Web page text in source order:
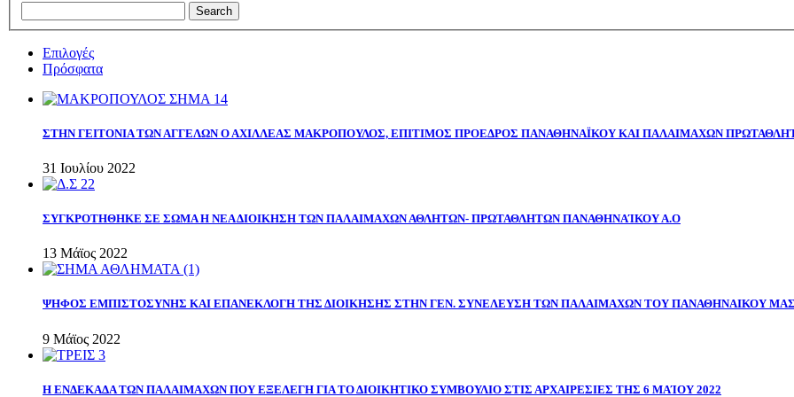
Επιλογές
Πρόσφατα
ΣΤΗΝ ΓΕΙΤΟΝΙΑ ΤΩΝ ΑΓΓΕΛΩΝ Ο ΑΧΙΛΛΕΑΣ ΜΑΚΡΟΠΟΥΛΟΣ, ΕΠΙΤΙΜΟΣ ΠΡΟΕΔΡΟΣ ΠΑΝΑΘΗΝΑΪΚΟΥ ΚΑΙ ΠΑΛΑΙΜΑΧΩΝ
31 Ιουλίου 2022
ΣΥΓΚΡΟΤΗΘΗΚΕ ΣΕ ΣΩΜΑ Η ΝΕΑ ΔΙΟΙΚΗΣΗ ΤΩΝ ΠΑΛΑΙΜΑΧΩΝ ΑΘΛΗΤΩΝ- ΠΡΩΤΑΘΛΗΤΩΝ ΠΑΝΑΘΗΝΑΊΚΟΥ Α.Ο
13 Μάϊος 2022
ΨΗΦΟΣ ΕΜΠΙΣΤΟΣΥΝΗΣ ΚΑΙ ΕΠΑΝΕΚΛΟΓΗ ΤΗΣ ΔΙΟΙΚΗΣΗΣ ΣΤΗΝ ΓΕΝ. ΣΥΝΕΛΕΥΣΗ ΤΩΝ ΠΑΛΑΙΜΑΧΩΝ ΤΟΥ ΠΑΝΑΘΗΝΑΙΚΟΥ ΜΑΣ
9 Μάϊος 2022
Η ΕΝΔΕΚΑΔΑ ΤΩΝ ΠΑΛΑΙΜΑΧΩΝ ΠΟΥ ΕΞΕΛΕΓΗ ΓΙΑ ΤΟ ΔΙΟΙΚΗΤΙΚΟ ΣΥΜΒΟΥΛΙΟ ΣΤΙΣ ΑΡΧΑΙΡΕΣΙΕΣ ΤΗΣ 6 ΜΑΊΟΥ 2022